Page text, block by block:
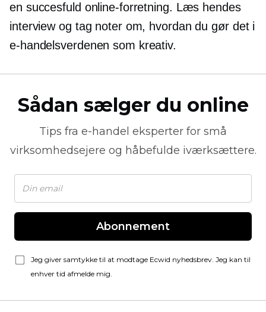
en succesfuld online-forretning. Læs hendes
interview og tag noter om, hvordan du gør det i
e-handelsverdenen som kreativ.
Sådan sælger du online
Tips fra e-handel eksperter for små
virksomhedsejere og håbefulde iværksættere.
Abonnement
Jeg giver samtykke til at modtage Ecwid nyhedsbrev. Jeg kan til
enhver tid afmelde mig.